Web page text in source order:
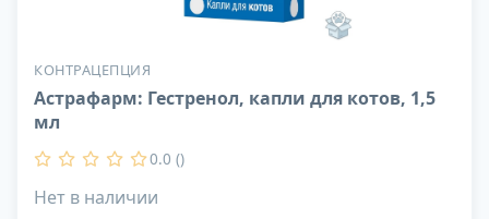
КОНТРАЦЕПЦИЯ
Астрафарм: Гестренол, капли для котов, 1,5
мл
0.0 ()
Нет в наличии